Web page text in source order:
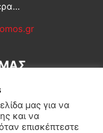
μας για να
και να
επισκέπτεστε